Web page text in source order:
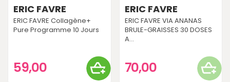
ERIC FAVRE
ERIC FAVRE Collagène+
Pure Programme 10 Jours
59,00
ERIC FAVRE
ERIC FAVRE VIA ANANAS
BRULE-GRAISSES 30 DOSES
A...
70,00